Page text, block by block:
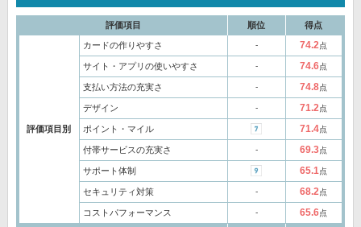
評価項目 順位 得点
評価項目別
カードの作りやすさ ‐ 74.2点
サイト・アプリの使いやすさ ‐ 74.6点
支払い方法の充実さ ‐ 74.8点
デザイン ‐ 71.2点
ポイント・マイル 71.4点
付帯サービスの充実さ ‐ 69.3点
サポート体制 65.1点
セキュリティ対策 ‐ 68.2点
コストパフォーマンス ‐ 65.6点